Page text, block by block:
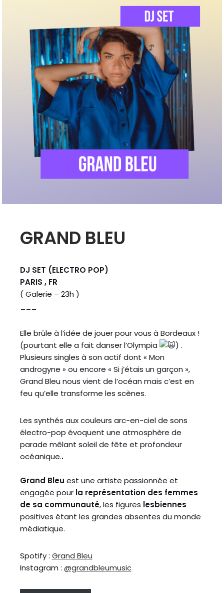
GRAND BLEU
DJ SET (ELECTRO POP)
PARIS , FR
( Galerie – 23h )
Elle brûle à l’idée de jouer pour vous à Bordeaux !
(pourtant elle a fait danser l’Olympia
) .
Plusieurs singles à son actif dont « Mon
androgyne » ou encore « Si j’étais un garçon »,
Grand Bleu nous vient de l’océan mais c’est en
feu qu’elle transforme les scènes.
Les synthés aux couleurs arc-en-ciel de sons
électro-pop évoquent une atmosphère de
parade mêlant soleil de fête et profondeur
océanique..
Grand Bleu est une artiste passionnée et
engagée pour la représentation des femmes
de sa communauté, les figures lesbiennes
positives étant les grandes absentes du monde
médiatique.
Spotify : Grand Bleu
Instagram : @grandbleumusic